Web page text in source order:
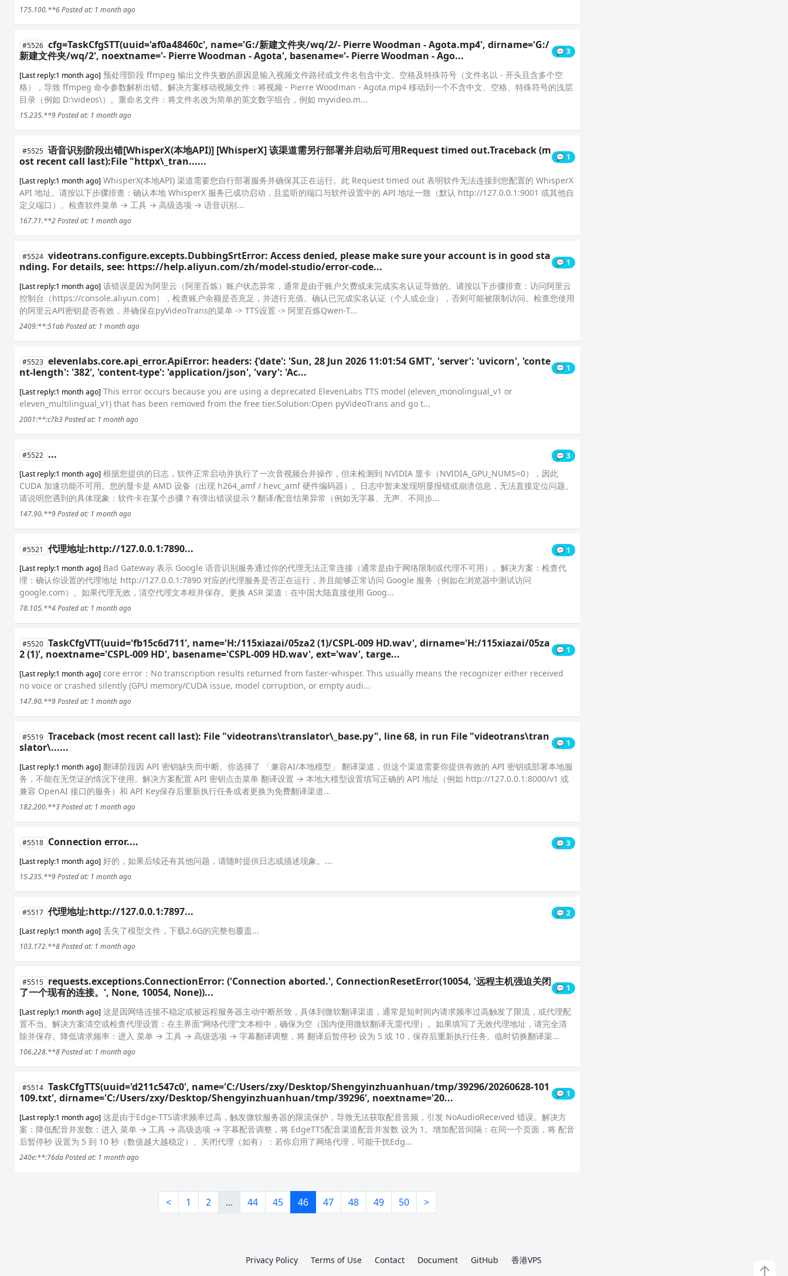
175.100.**6 Posted at: 1 month ago
#5526 cfg=TaskCfgSTT(uuid='af0a48460c', name='G:/新建文件夹/wq/2/- Pierre Woodman - Agota.mp4', dirname='G:/
新建文件夹/wq/2', noextname='- Pierre Woodman - Agota', basename='- Pierre Woodman - Ago...
💬 3
[Last reply:1 month ago] 预处理阶段 ffmpeg 输出文件失败的原因是输入视频文件路径或文件名包含中文、空格及特殊符号（文件名以 - 开头且含多个空
格），导致 ffmpeg 命令参数解析出错。解决方案移动视频文件：将视频 - Pierre Woodman - Agota.mp4 移动到一个不含中文、空格、特殊符号的浅层
目录（例如 D:\videos\）。重命名文件：将文件名改为简单的英文数字组合，例如 myvideo.m...
15.235.**9 Posted at: 1 month ago
#5525 语音识别阶段出错[WhisperX(本地API)] [WhisperX] 该渠道需另行部署并启动后可用Request timed out.Traceback (m
ost recent call last):File "httpx\_tran......
💬 1
[Last reply:1 month ago] WhisperX(本地API) 渠道需要您自行部署服务并确保其正在运行。此 Request timed out 表明软件无法连接到您配置的 WhisperX
API 地址。请按以下步骤排查：确认本地 WhisperX 服务已成功启动，且监听的端口与软件设置中的 API 地址一致（默认 http://127.0.0.1:9001 或其他自
定义端口）。检查软件菜单 → 工具 → 高级选项 → 语音识别...
167.71.**2 Posted at: 1 month ago
#5524 videotrans.configure.excepts.DubbingSrtError: Access denied, please make sure your account is in good sta
nding. For details, see: https://help.aliyun.com/zh/model-studio/error-code...
💬 1
[Last reply:1 month ago] 该错误是因为阿里云（阿里百炼）账户状态异常，通常是由于账户欠费或未完成实名认证导致的。请按以下步骤排查：访问阿里云
控制台（https://console.aliyun.com），检查账户余额是否充足，并进行充值。确认已完成实名认证（个人或企业），否则可能被限制访问。检查您使用
的阿里云API密钥是否有效，并确保在pyVideoTrans的菜单 -> TTS设置 -> 阿里百炼Qwen-T...
2409:**:51ab Posted at: 1 month ago
#5523 elevenlabs.core.api_error.ApiError: headers: {'date': 'Sun, 28 Jun 2026 11:01:54 GMT', 'server': 'uvicorn', 'conte
nt-length': '382', 'content-type': 'application/json', 'vary': 'Ac...
💬 1
[Last reply:1 month ago] This error occurs because you are using a deprecated ElevenLabs TTS model (eleven_monolingual_v1 or
eleven_multilingual_v1) that has been removed from the free tier.Solution:Open pyVideoTrans and go t...
2001:**:c7b3 Posted at: 1 month ago
#5522 ...
💬 3
[Last reply:1 month ago] 根据您提供的日志，软件正常启动并执行了一次音视频合并操作，但未检测到 NVIDIA 显卡（NVIDIA_GPU_NUMS=0），因此
CUDA 加速功能不可用。您的显卡是 AMD 设备（出现 h264_amf / hevc_amf 硬件编码器）。日志中暂未发现明显报错或崩溃信息，无法直接定位问题。
请说明您遇到的具体现象：软件卡在某个步骤？有弹出错误提示？翻译/配音结果异常（例如无字幕、无声、不同步...
147.90.**9 Posted at: 1 month ago
#5521 代理地址:http://127.0.0.1:7890...
💬 1
[Last reply:1 month ago] Bad Gateway 表示 Google 语音识别服务通过你的代理无法正常连接（通常是由于网络限制或代理不可用）。解决方案：检查代
理：确认你设置的代理地址 http://127.0.0.1:7890 对应的代理服务是否正在运行，并且能够正常访问 Google 服务（例如在浏览器中测试访问
google.com）。如果代理无效，清空代理文本框并保存。更换 ASR 渠道：在中国大陆直接使用 Goog...
78.105.**4 Posted at: 1 month ago
#5520 TaskCfgVTT(uuid='fb15c6d711', name='H:/115xiazai/05za2 (1)/CSPL-009 HD.wav', dirname='H:/115xiazai/05za
2 (1)', noextname='CSPL-009 HD', basename='CSPL-009 HD.wav', ext='wav', targe...
💬 1
[Last reply:1 month ago] core error：No transcription results returned from faster-whisper. This usually means the recognizer either received
no voice or crashed silently (GPU memory/CUDA issue, model corruption, or empty audi...
147.90.**9 Posted at: 1 month ago
#5519 Traceback (most recent call last): File "videotrans\translator\_base.py", line 68, in run File "videotrans\tran
slator\......
💬 1
[Last reply:1 month ago] 翻译阶段因 API 密钥缺失而中断。你选择了 「兼容AI/本地模型」 翻译渠道，但这个渠道需要你提供有效的 API 密钥或部署本地服
务，不能在无凭证的情况下使用。解决方案配置 API 密钥点击菜单 翻译设置 → 本地大模型设置填写正确的 API 地址（例如 http://127.0.0.1:8000/v1 或
兼容 OpenAI 接口的服务）和 API Key保存后重新执行任务或者更换为免费翻译渠道...
182.200.**3 Posted at: 1 month ago
#5518 Connection error....
💬 3
[Last reply:1 month ago] 好的，如果后续还有其他问题，请随时提供日志或描述现象。...
15.235.**9 Posted at: 1 month ago
#5517 代理地址:http://127.0.0.1:7897...
💬 2
[Last reply:1 month ago] 丢失了模型文件，下载2.6G的完整包覆盖...
103.172.**8 Posted at: 1 month ago
#5515 requests.exceptions.ConnectionError: ('Connection aborted.', ConnectionResetError(10054, '远程主机强迫关闭
了一个现有的连接。', None, 10054, None))...
💬 1
[Last reply:1 month ago] 这是因网络连接不稳定或被远程服务器主动中断所致，具体到微软翻译渠道，通常是短时间内请求频率过高触发了限流，或代理配
置不当。解决方案清空或检查代理设置：在主界面“网络代理”文本框中，确保为空（国内使用微软翻译无需代理）。如果填写了无效代理地址，请完全清
除并保存。降低请求频率：进入 菜单 → 工具 → 高级选项 → 字幕翻译调整，将 翻译后暂停秒 设为 5 或 10，保存后重新执行任务。临时切换翻译渠...
106.228.**8 Posted at: 1 month ago
#5514 TaskCfgTTS(uuid='d211c547c0', name='C:/Users/zxy/Desktop/Shengyinzhuanhuan/tmp/39296/20260628-101
109.txt', dirname='C:/Users/zxy/Desktop/Shengyinzhuanhuan/tmp/39296', noextname='20...
💬 1
[Last reply:1 month ago] 这是由于Edge-TTS请求频率过高，触发微软服务器的限流保护，导致无法获取配音音频，引发 NoAudioReceived 错误。解决方
案：降低配音并发数：进入 菜单 → 工具 → 高级选项 → 字幕配音调整，将 EdgeTTS配音渠道配音并发数 设为 1。增加配音间隔：在同一个页面，将 配音
后暂停秒 设置为 5 到 10 秒（数值越大越稳定）。关闭代理（如有）：若你启用了网络代理，可能干扰Edg...
240e:**:76da Posted at: 1 month ago
< 1 2 ... 44 45 46 47 48 49 50 >
↑
Privacy Policy Terms of Use Contact Document GitHub 香港VPS